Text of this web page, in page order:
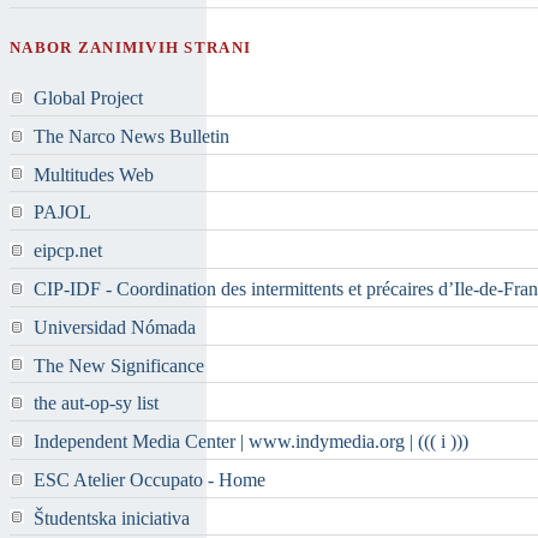
NABOR ZANIMIVIH STRANI
Global Project
The Narco News Bulletin
Multitudes Web
PAJOL
eipcp.net
CIP-IDF - Coordination des intermittents et précaires d’Ile-de-
Universidad Nómada
The New Significance
the aut-op-sy list
Independent Media Center | www.indymedia.org | ((( i )))
ESC Atelier Occupato - Home
Študentska iniciativa